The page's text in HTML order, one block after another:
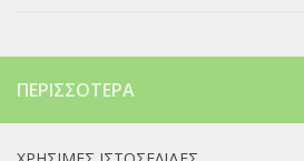
ΠΕΡΙΣΣΌΤΕΡΑ